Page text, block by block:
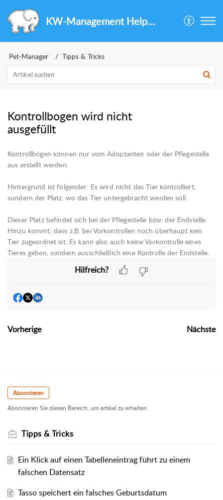
KW-Management Helpcenter
Pet-Manager Tipps & Tricks
Kontrollbogen wird nicht
ausgefüllt
Kontrollbögen können nur vom Adoptanten oder der Pflegestelle
aus erstellt werden.
Hintergrund ist folgender: Es wird nicht das Tier kontrolliert,
sondern der Platz, wo das Tier untergebracht werden soll.
Dieser Platz befindet sich bei der Pflegestelle bzw. der Endstelle.
Hinzu kommt, dass z.B. bei Vorkontrollen noch überhaupt kein
Tier zugeordnet ist. Es kann also auch keine Vorkontrolle eines
Tieres geben, sondern ausschließlich eine Kontrolle der Endstelle.
Hilfreich?
Vorherige Nächste
Abonnieren
Abonnieren Sie diesen Bereich, um artikel zu erhalten.
Tipps & Tricks
Ein Klick auf einen Tabelleneintrag führt zu einem
falschen Datensatz
Tasso speichert ein falsches Geburtsdatum